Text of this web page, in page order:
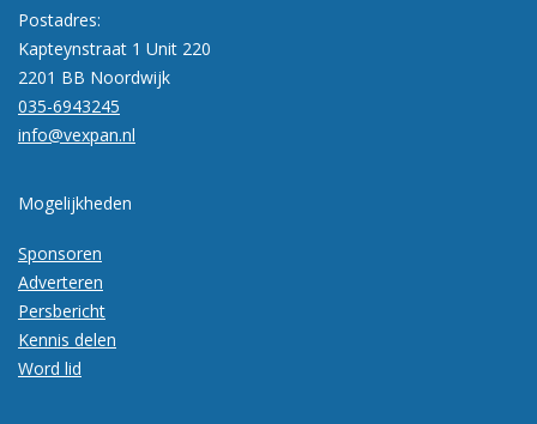
Postadres:
Kapteynstraat 1 Unit 220
2201 BB Noordwijk
035-6943245
info@vexpan.nl
Mogelijkheden
Sponsoren
Adverteren
Persbericht
Kennis delen
Word lid